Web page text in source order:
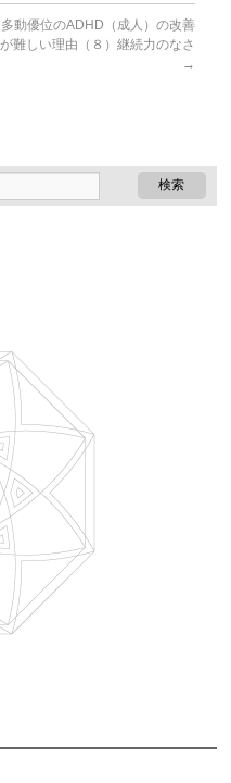
多動優位のADHD（成人）の改善
が難しい理由（８）継続力のなさ
→